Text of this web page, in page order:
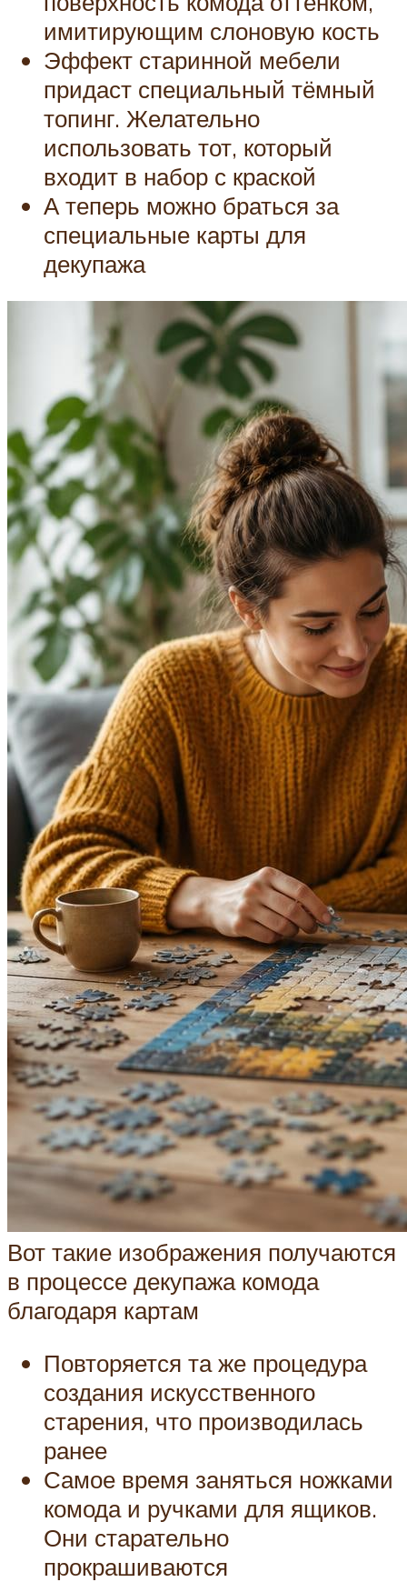
имитирующим слоновую кость
Эффект старинной мебели
придаст специальный тёмный
топинг. Желательно
использовать тот, который
входит в набор с краской
А теперь можно браться за
специальные карты для
декупажа
Вот такие изображения получаются
в процессе декупажа комода
благодаря картам
Повторяется та же процедура
создания искусственного
старения, что производилась
ранее
Самое время заняться ножками
комода и ручками для ящиков.
Они старательно
прокрашиваются